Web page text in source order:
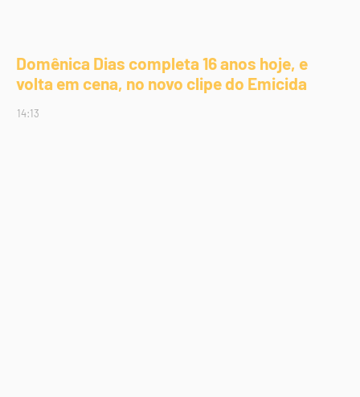
Domênica Dias completa 16 anos hoje, e
volta em cena, no novo clipe do Emicida
14:13